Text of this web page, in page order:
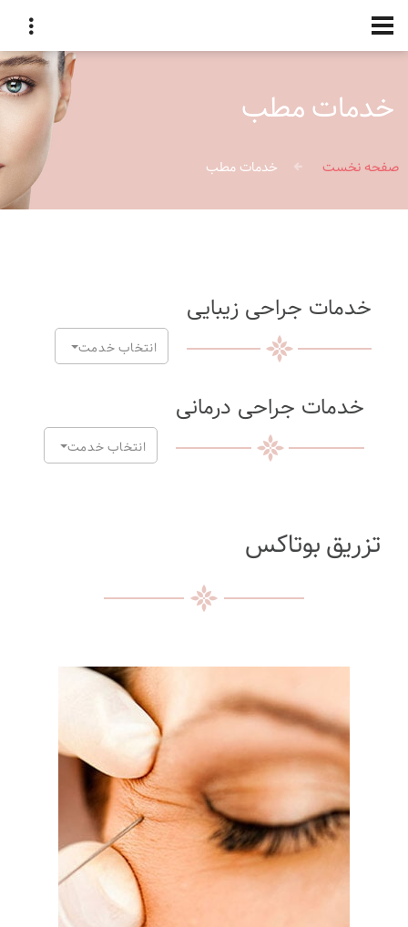
خدمات مطب
صفحه نخست خدمات مطب
خدمات جراحی زیبایی
انتخاب خدمت
خدمات جراحی درمانی
انتخاب خدمت
تزریق بوتاکس